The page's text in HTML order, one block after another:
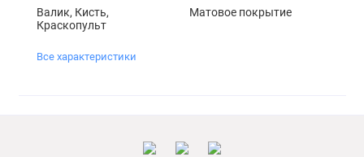
Валик, Кисть,
Краскопульт
Матовое покрытие
Все характеристики